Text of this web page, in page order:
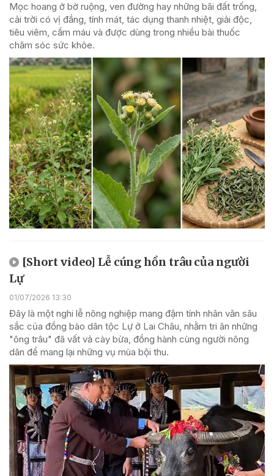
Mọc hoang ở bờ ruộng, ven đường hay những bãi đất trống,
cải trời có vị đắng, tính mát, tác dụng thanh nhiệt, giải độc,
tiêu viêm, cầm máu và được dùng trong nhiều bài thuốc
chăm sóc sức khỏe.
[Short video] Lễ cúng hồn trâu của người
Lự
01/07/2026 13:30
Đây là một nghi lễ nông nghiệp mang đậm tính nhân văn sâu
sắc của đồng bào dân tộc Lự ở Lai Châu, nhằm tri ân những
"ông trâu" đã vất vả cày bừa, đồng hành cùng người nông
dân để mang lại những vụ mùa bội thu.